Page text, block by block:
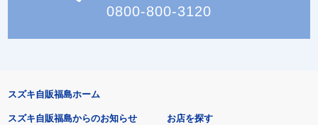
0800-800-3120
スズキ自販福島ホーム
スズキ自販福島からのお知らせ お店を探す